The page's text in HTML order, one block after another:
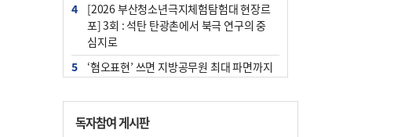
4
[2026 부산청소년극지체험탐험대 현장르
포] 3회 : 석탄 탄광촌에서 북극 연구의 중
심지로
5
‘혐오표현’ 쓰면 지방공무원 최대 파면까지
담 메모 제출
독자참여 게시판